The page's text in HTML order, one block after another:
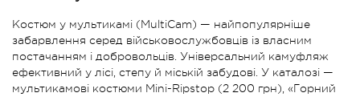
Костюм у мультикамі (MultiCam) — найпопулярніше
забарвлення серед військовослужбовців із власним
постачанням і добровольців. Універсальний камуфляж
ефективний у лісі, степу й міській забудові. У каталозі —
мультикамові костюми Mini-Ripstop (2 200 грн), «Горний